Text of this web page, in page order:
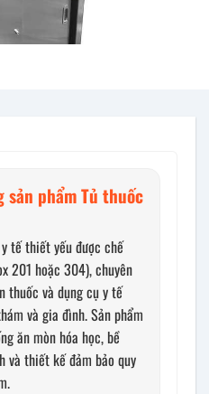
sản phẩm Tủ thuốc
tế thiết yếu được chế
201 hoặc 304), chuyên
thuốc và dụng cụ y tế
và gia đình. Sản phẩm
ăn mòn hóa học, bề
và thiết kế đảm bảo quy